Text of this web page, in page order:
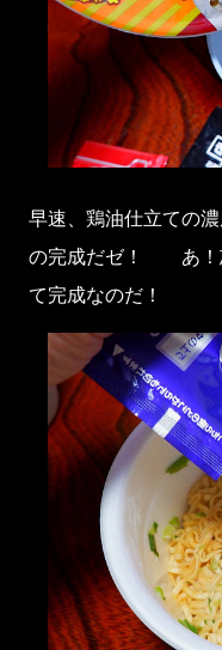
早速、鶏油仕立ての
の完成だゼ！ あ！
て完成なのだ！